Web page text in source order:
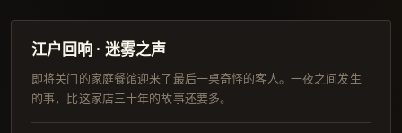
导演剪辑版
江户回响 · 迷雾之声
即将关门的家庭餐馆迎来了最后一桌奇怪的客人。一夜之间发生
的事，比这家店三十年的故事还要多。